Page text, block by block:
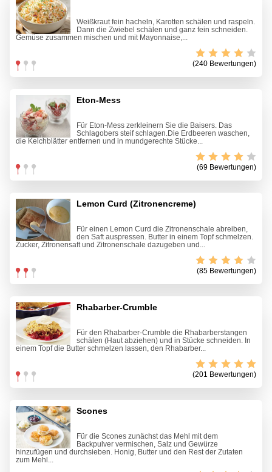
Weißkraut fein hacheln, Karotten schälen und raspeln.
Dann die Zwiebel schälen und ganz fein schneiden.
Gemüse zusammen mischen und mit Mayonnaise,...
(240 Bewertungen)
Eton-Mess
Für Eton-Mess zerkleinern Sie die Baisers. Das
Schlagobers steif schlagen.Die Erdbeeren waschen,
die Kelchblätter entfernen und in mundgerechte Stücke...
(69 Bewertungen)
Lemon Curd (Zitronencreme)
Für einen Lemon Curd die Zitronenschale abreiben,
den Saft auspressen. Butter in einem Topf schmelzen.
Zucker, Zitronensaft und Zitronenschale dazugeben und...
(85 Bewertungen)
Rhabarber-Crumble
Für den Rhabarber-Crumble die Rhabarberstangen
schälen (Haut abziehen) und in Stücke schneiden. In
einem Topf die Butter schmelzen lassen, den Rhabarber...
(201 Bewertungen)
Scones
Für die Scones zunächst das Mehl mit dem
Backpulver vermischen, Salz und Gewürze
hinzufügen und durchsieben. Honig, Butter und den Rest der Zutaten
zum Mehl...